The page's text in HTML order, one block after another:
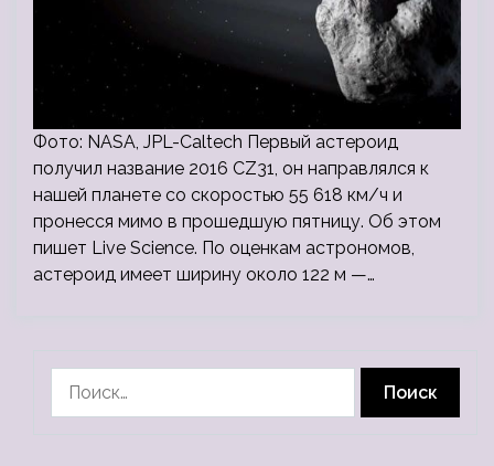
Фото: NASA, JPL-Caltech Первый астероид
получил название 2016 CZ31, он направлялся к
нашей планете со скоростью 55 618 км/ч и
пронесся мимо в прошедшую пятницу. Об этом
пишет Live Science. По оценкам астрономов,
астероид имеет ширину около 122 м —…